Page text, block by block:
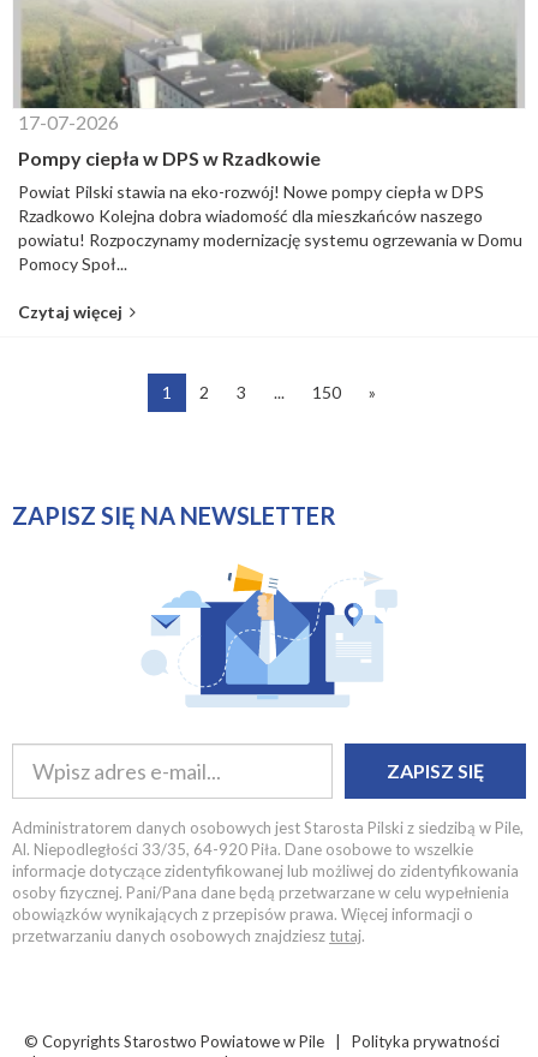
17-07-2026
Pompy ciepła w DPS w Rzadkowie
Powiat Pilski stawia na eko-rozwój! Nowe pompy ciepła w DPS
Rzadkowo Kolejna dobra wiadomość dla mieszkańców naszego
powiatu! Rozpoczynamy modernizację systemu ogrzewania w Domu
Pomocy Społ...
Czytaj więcej
1 2 3 ... 150 »
ZAPISZ SIĘ NA NEWSLETTER
ZAPISZ SIĘ
Administratorem danych osobowych jest Starosta Pilski z siedzibą w Pile,
Al. Niepodległości 33/35, 64-920 Piła. Dane osobowe to wszelkie
informacje dotyczące zidentyfikowanej lub możliwej do zidentyfikowania
osoby fizycznej. Pani/Pana dane będą przetwarzane w celu wypełnienia
obowiązków wynikających z przepisów prawa. Więcej informacji o
przetwarzaniu danych osobowych znajdziesz tutaj.
© CopyrightsStarostwo Powiatowe w Pile | Polityka prywatności